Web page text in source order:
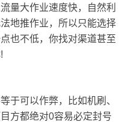
量大作业速度快，自然利
地推作业，所以只能选择
也不低，你找对渠道甚至
于可以作弊，比如机刷、
方都绝对0容易必定封号